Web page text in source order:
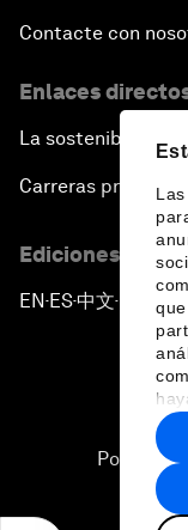
Contacte con
Enlaces
La sostenibilidad
Carreras
Ediciones en
EN ▪ES▪中文▪ 日本語
Política